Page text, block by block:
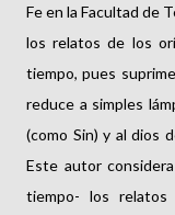
Fe en la Facultad de
los relatos de los
tiempo, pues
reduce a simples
(como Sin) y al dios
Este autor
tiempo- los relatos